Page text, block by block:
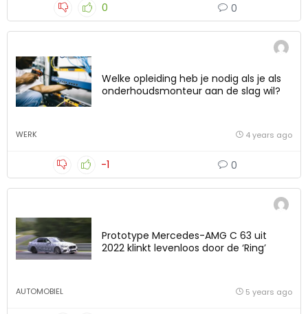
0 0
Welke opleiding heb je nodig als je als
onderhoudsmonteur aan de slag wil?
WERK 4 years ago
-1 0
Prototype Mercedes-AMG C 63 uit
2022 klinkt levenloos door de ‘Ring’
AUTOMOBIEL 5 years ago